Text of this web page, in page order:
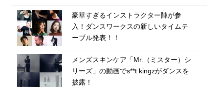
豪華すぎるインストラクター陣が参
入！ダンスワークスの新しいタイムテ
ーブル発表！！
メンズスキンケア「Mr.（ミスター）シ
リーズ」の動画でs**t kingzがダンスを
披露！